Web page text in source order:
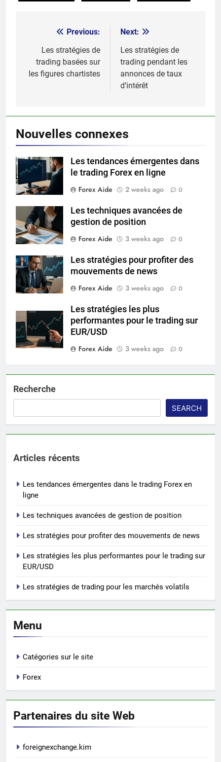
navigation
Previous:
Les stratégies de
trading basées sur
les figures chartistes
Next:
Les stratégies de
trading pendant les
annonces de taux
d’intérêt
Nouvelles connexes
Les tendances émergentes dans
le trading Forex en ligne
Forex Aide
2 weeks ago 0
Les techniques avancées de
gestion de position
Forex Aide
3 weeks ago 0
Les stratégies pour profiter des
mouvements de news
Forex Aide
3 weeks ago 0
Les stratégies les plus
performantes pour le trading sur
EUR/USD
Forex Aide
3 weeks ago 0
Recherche
SEARCH
Articles récents
Les tendances émergentes dans le trading Forex en
ligne
Les techniques avancées de gestion de position
Les stratégies pour profiter des mouvements de news
Les stratégies les plus performantes pour le trading sur
EUR/USD
Les stratégies de trading pour les marchés volatils
Menu
Catégories sur le site
Forex
Partenaires du site Web
foreignexchange.kim